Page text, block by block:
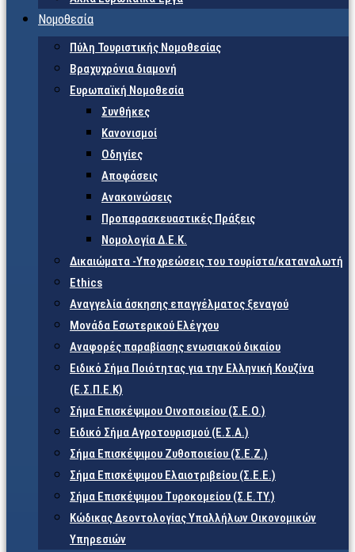
Νομοθεσία
Πύλη Τουριστικής Νομοθεσίας
Βραχυχρόνια διαμονή
Ευρωπαϊκή Νομοθεσία
Συνθήκες
Κανονισμοί
Οδηγίες
Αποφάσεις
Ανακοινώσεις
Προπαρασκευαστικές Πράξεις
Νομολογία Δ.Ε.Κ.
Δικαιώματα -Υποχρεώσεις του τουρίστα/καταναλωτή
Ethics
Αναγγελία άσκησης επαγγέλματος ξεναγού
Μονάδα Εσωτερικού Ελέγχου
Αναφορές παραβίασης ενωσιακού δικαίου
Ειδικό Σήμα Ποιότητας για την Ελληνική Κουζίνα
(Ε.Σ.Π.Ε.Κ)
Σήμα Επισκέψιμου Οινοποιείου (Σ.Ε.Ο.)
Ειδικό Σήμα Αγροτουρισμού (Ε.Σ.Α.)
Σήμα Επισκέψιμου Ζυθοποιείου (Σ.Ε.Ζ.)
Σήμα Επισκέψιμου Ελαιοτριβείου (Σ.Ε.Ε.)
Σήμα Επισκέψιμου Τυροκομείου (Σ.Ε.TY.)
Κώδικας Δεοντολογίας Υπαλλήλων Οικονομικών
Υπηρεσιών